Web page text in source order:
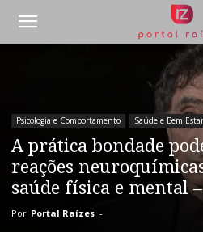
Psicologia e Comportamento Saúde e Bem Estar
A prática bondade
reações
saúde física e mental
Por Portal Raízes -